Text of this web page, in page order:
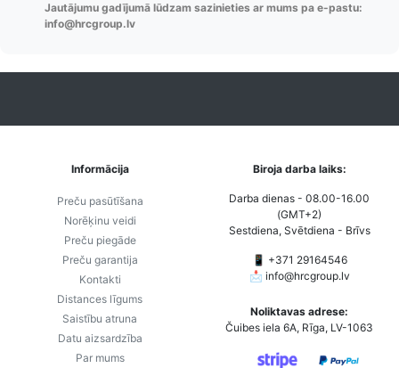
Jautājumu gadījumā lūdzam sazinieties ar mums pa e-pastu:
info@hrcgroup.lv
Informācija
Preču pasūtīšana
Norēķinu veidi
Preču piegāde
Preču garantija
Kontakti
Distances līgums
Saistību atruna
Datu aizsardzība
Par mums
Biroja darba laiks:
Darba dienas - 08.00-16.00
(GMT+2)
Sestdiena, Svētdiena - Brīvs
📱 +371 29164546
📩 info@hrcgroup.lv
Noliktavas adrese:
Čuibes iela 6A, Rīga, LV-1063